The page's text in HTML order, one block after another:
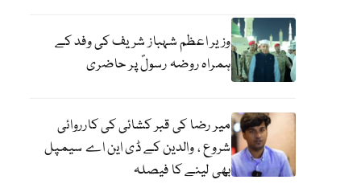
وزیر اعظم شہباز شریف کی وفد کے
ہمراہ روضہ رسولؐ پر حاضری
میر رضا کی قبر کشائی کی کارروائی
شروع ، والدین کے ڈی این اے سیمپل
بھی لینے کا فیصلہ